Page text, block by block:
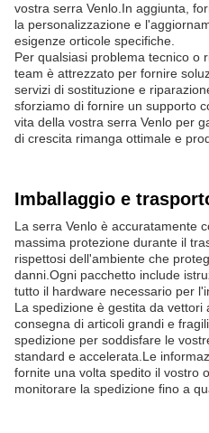
vostra serra Venlo.In aggiunta,
la personalizzazione e
esigenze orticole specifiche.
Per qualsiasi problema tecnico o
team è attrezzato per fornire
servizi di sostituzione e
sforziamo di fornire un supporto
vita della vostra serra Venlo per
di crescita rimanga ottimale e
Imballaggio e
La serra Venlo è accuratamente
massima protezione durante il
rispettosi dell'ambiente che
danni.Ogni pacchetto include
tutto il hardware necessario per
La spedizione è gestita da vettori
consegna di articoli grandi e
spedizione per soddisfare le
standard e accelerata.Le
fornite una volta spedito il vostro
monitorare la spedizione fino a